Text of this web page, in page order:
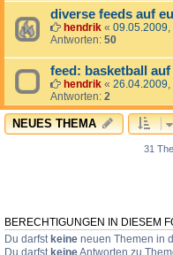
diverse feeds auf
hendrik « 09.05.2009,
Antworten: 50
feed: basketball
hendrik « 26.04.2009,
Antworten: 2
NEUES THEMA
31
BERECHTIGUNGEN IN DIESEM
Du darfst keine neuen Themen in